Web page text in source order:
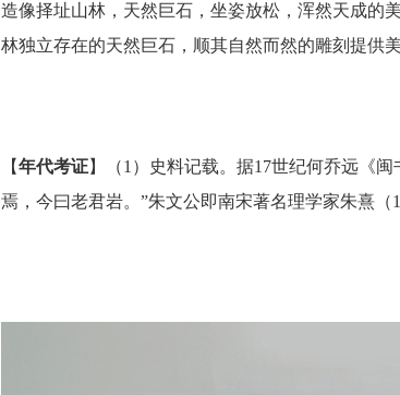
造像择址山林，天然巨石，坐姿放松，浑然天成的
林独立存在的天然巨石，顺其自然而然的雕刻提供美
【年代考证】（1）史料记载。据17世纪何乔远《
焉，今曰老君岩。”朱文公即南宋著名理学家朱熹（